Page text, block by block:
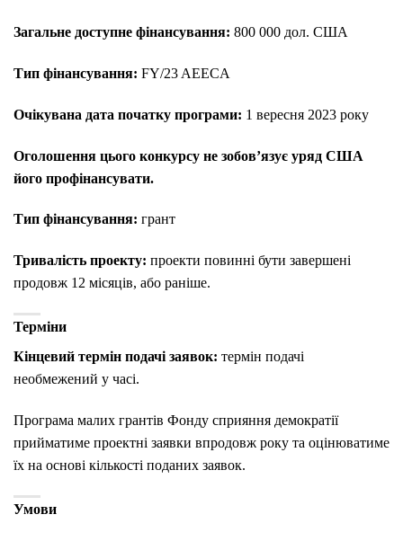
Загальне доступне фінансування: 800 000 дол. США
Тип фінансування: FY/23 AEECA
Очікувана дата початку програми: 1 вересня 2023 року
Оголошення цього конкурсу не зобов’язує уряд США
його профінансувати.
Тип фінансування: грант
Тривалість проекту: проекти повинні бути завершені
продовж 12 місяців, або раніше.
Терміни
Кінцевий термін подачі заявок: термін подачі
необмежений у часі.
Програма малих грантів Фонду сприяння демократії
прийматиме проектні заявки впродовж року та оцінюватиме
їх на основі кількості поданих заявок.
Умови